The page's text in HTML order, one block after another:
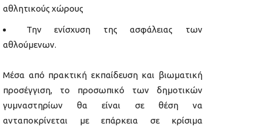
αθλητικούς χώρους
Την ενίσχυση της ασφάλειας των
αθλούμενων.
Μέσα από πρακτική εκπαίδευση και βιωματική
προσέγγιση, το προσωπικό των δημοτικών
γυμναστηρίων θα είναι σε θέση να
ανταποκρίνεται με επάρκεια σε κρίσιμα